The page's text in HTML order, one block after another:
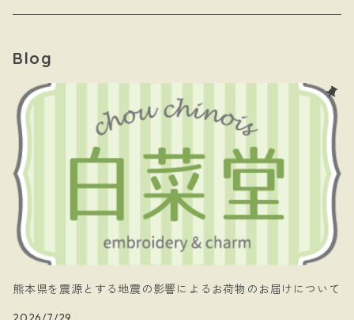
- papillon
- 暗黒騎士団
- 白菜堂 charm chain
- 白菜堂キャラクターズ
- ケース
Blog
熊本県を震源とする地震の影響によるお荷物のお届けについて